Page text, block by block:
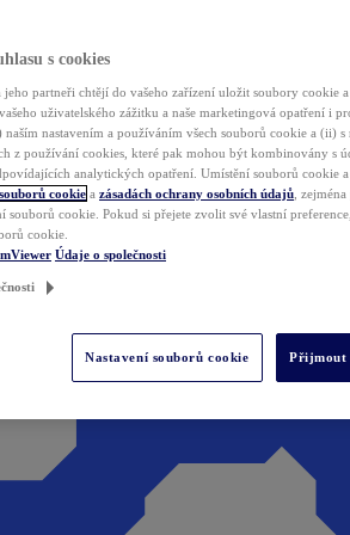
s cookies
jeho partneři chtějí do vašeho zařízení uložit soubory cookie
uživatelského zážitku a naše marketingová opatření i
naším nastavením a používáním všech souborů cookie a (ii)
z používání cookies, které pak mohou být kombinovány s
analytických opatření. Umístění souborů cookie
cookie a zásadách ochrany osobních údajů ,
souborů cookie. Pokud si přejete zvolit své vlastní
cookie.
Údaje o společnosti
Nastavení souborů cookie Přijmout